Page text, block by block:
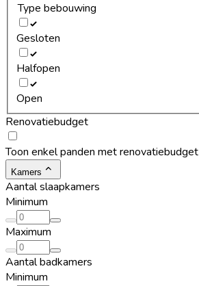
Type bebouwing
Gesloten
Halfopen
Open
Renovatiebudget
Toon enkel panden met renovatiebudget
Kamers
Aantal slaapkamers
Minimum
Maximum
Aantal badkamers
Minimum